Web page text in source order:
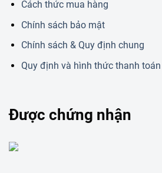
Cách thức mua hàng
Chính sách bảo mật
Chính sách & Quy định chung
Quy định và hình thức thanh toán
Được chứng nhận